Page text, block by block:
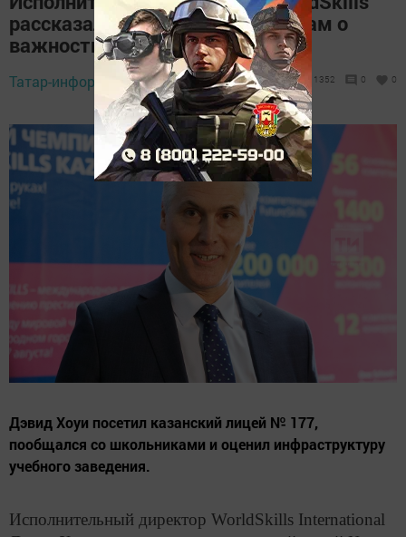
рассказал казанским школьникам о
важности рабочих профессий
Татар-информ, 27 марта 2019 - 15:09 1352 0 0
Дэвид Хоуи посетил казанский лицей № 177,
пообщался со школьниками и оценил инфраструктуру
учебного заведения.
Исполнительный директор WorldSkills International